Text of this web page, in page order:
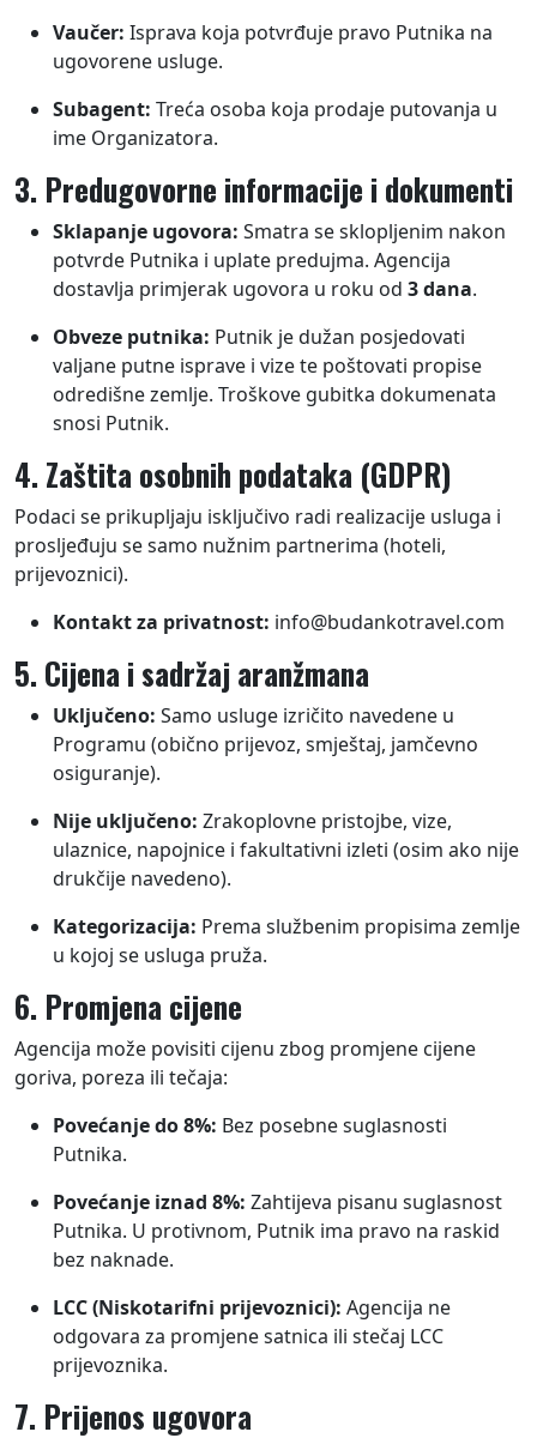
Vaučer: Isprava koja potvrđuje pravo Putnika na
ugovorene usluge.
Subagent: Treća osoba koja prodaje putovanja u
ime Organizatora.
3. Predugovorne informacije i dokumenti
Sklapanje ugovora: Smatra se sklopljenim nakon
potvrde Putnika i uplate predujma. Agencija
dostavlja primjerak ugovora u roku od 3 dana.
Obveze putnika: Putnik je dužan posjedovati
valjane putne isprave i vize te poštovati propise
odredišne zemlje. Troškove gubitka dokumenata
snosi Putnik.
4. Zaštita osobnih podataka (GDPR)
Podaci se prikupljaju isključivo radi realizacije usluga i
prosljeđuju se samo nužnim partnerima (hoteli,
prijevoznici).
Kontakt za privatnost: info@budankotravel.com
5. Cijena i sadržaj aranžmana
Uključeno: Samo usluge izričito navedene u
Programu (obično prijevoz, smještaj, jamčevno
osiguranje).
Nije uključeno: Zrakoplovne pristojbe, vize,
ulaznice, napojnice i fakultativni izleti (osim ako nije
drukčije navedeno).
Kategorizacija: Prema službenim propisima zemlje
u kojoj se usluga pruža.
6. Promjena cijene
Agencija može povisiti cijenu zbog promjene cijene
goriva, poreza ili tečaja:
Povećanje do 8%: Bez posebne suglasnosti
Putnika.
Povećanje iznad 8%: Zahtijeva pisanu suglasnost
Putnika. U protivnom, Putnik ima pravo na raskid
bez naknade.
LCC (Niskotarifni prijevoznici): Agencija ne
odgovara za promjene satnica ili stečaj LCC
prijevoznika.
7. Prijenos ugovora